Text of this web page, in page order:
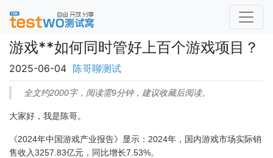
游戏**如何同时管好上百个游戏项目？
2025-06-04 陈哥聊测试
全文约2000字，阅读需9分钟，建议收藏后阅读。
大家好，我是陈哥。
《2024年中国游戏产业报告》显示：2024年，国内游戏市场实际销
售收入3257.83亿元，同比增长7.53%。